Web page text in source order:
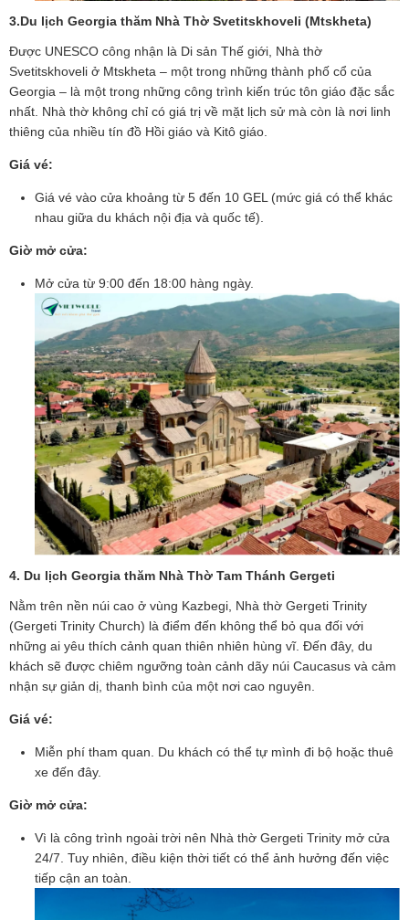
3.Du lịch Georgia thăm Nhà Thờ Svetitskhoveli (Mtskheta)
Được UNESCO công nhận là Di sản Thế giới, Nhà thờ
Svetitskhoveli ở Mtskheta – một trong những thành phố cổ của
Georgia – là một trong những công trình kiến trúc tôn giáo đặc sắc
nhất. Nhà thờ không chỉ có giá trị về mặt lịch sử mà còn là nơi linh
thiêng của nhiều tín đồ Hồi giáo và Kitô giáo.
Giá vé:
Giá vé vào cửa khoảng từ 5 đến 10 GEL (mức giá có thể khác
nhau giữa du khách nội địa và quốc tế).
Giờ mở cửa:
Mở cửa từ 9:00 đến 18:00 hàng ngày.
4. Du lịch Georgia thăm Nhà Thờ Tam Thánh Gergeti
Nằm trên nền núi cao ở vùng Kazbegi, Nhà thờ Gergeti Trinity
(Gergeti Trinity Church) là điểm đến không thể bỏ qua đối với
những ai yêu thích cảnh quan thiên nhiên hùng vĩ. Đến đây, du
khách sẽ được chiêm ngưỡng toàn cảnh dãy núi Caucasus và cảm
nhận sự giản dị, thanh bình của một nơi cao nguyên.
Giá vé:
Miễn phí tham quan. Du khách có thể tự mình đi bộ hoặc thuê
xe đến đây.
Giờ mở cửa:
Vì là công trình ngoài trời nên Nhà thờ Gergeti Trinity mở cửa
24/7. Tuy nhiên, điều kiện thời tiết có thể ảnh hưởng đến việc
tiếp cận an toàn.